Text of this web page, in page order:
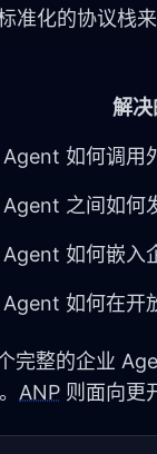
准化的协议栈
解决
Agent 如何调用
Agent 之间如何
Agent 如何嵌入
Agent 如何在开
完整的企业
ANP 则面向更